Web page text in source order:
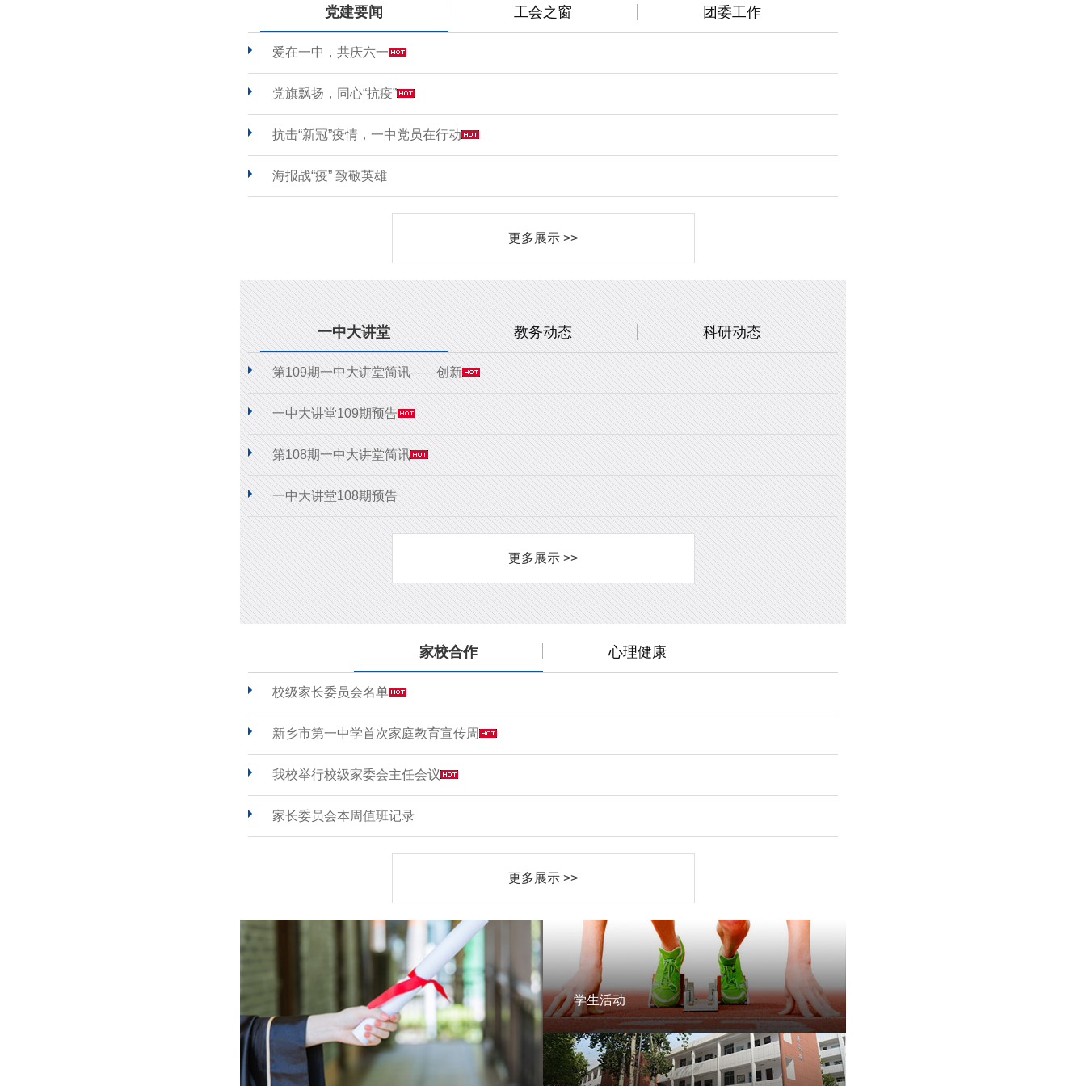
党建要闻 工会之窗 团委工作
爱在一中，共庆六一
党旗飘扬，同心“抗疫”
抗击“新冠”疫情，一中党员在行动
海报战“疫” 致敬英雄
更多展示 >>
一中大讲堂 教务动态 科研动态
第109期一中大讲堂简讯——创新
一中大讲堂109期预告
第108期一中大讲堂简讯
一中大讲堂108期预告
更多展示 >>
家校合作 心理健康
校级家长委员会名单
新乡市第一中学首次家庭教育宣传周
我校举行校级家委会主任会议
家长委员会本周值班记录
更多展示 >>
学生活动
学生活动